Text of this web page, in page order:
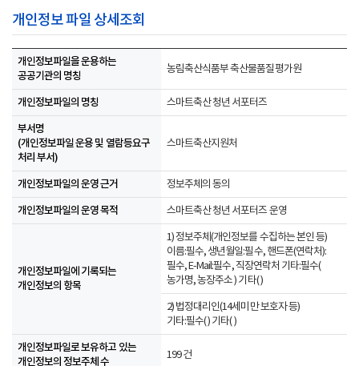
개인정보 파일 상세조회
개인정보파일을 운용하는
공공기관의 명칭
농림축산식품부 축산물품질평가원
개인정보파일의 명칭
스마트축산 청년 서포터즈
부서명
(개인정보파일 운용 및 열람등요구
처리 부서)
스마트축산지원처
개인정보파일의 운영 근거
정보주체의 동의
개인정보파일의 운영 목적
스마트축산 청년 서포터즈 운영
개인정보파일에 기록되는
개인정보의 항목
1) 정보주체(개인정보를 수집하는 본인 등)
이름:필수, 생년월일:필수, 핸드폰(연락처):
필수, E-Mail:필수, 직장연락처 기타:필수(
농가명, 농장주소 ) 기타( )
2) 법정대리인(14세미만 보호자 등)
기타:필수( ) 기타( )
개인정보파일로 보유하고 있는
개인정보의 정보주체 수
199 건